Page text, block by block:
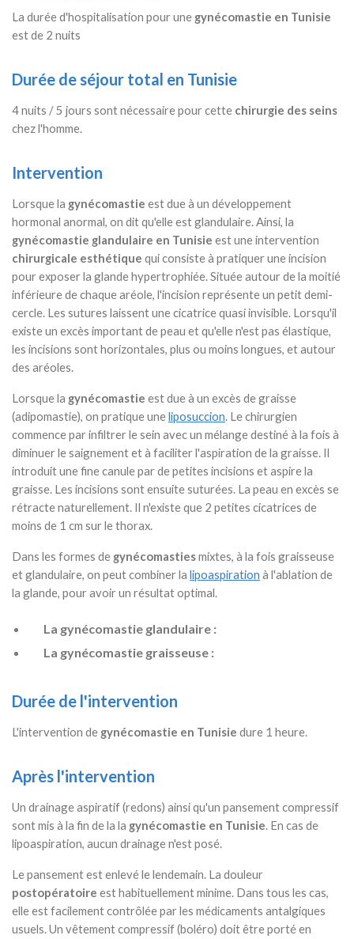
La durée d'hospitalisation pour une gynécomastie en Tunisie
est de 2 nuits
Durée de séjour total en Tunisie
4 nuits / 5 jours sont nécessaire pour cette chirurgie des seins
chez l'homme.
Intervention
Lorsque la gynécomastie est due à un développement
hormonal anormal, on dit qu'elle est glandulaire. Ainsi, la
gynécomastie glandulaire en Tunisie est une intervention
chirurgicale esthétique qui consiste à pratiquer une incision
pour exposer la glande hypertrophiée. Située autour de la moitié
inférieure de chaque aréole, l'incision représente un petit demi-
cercle. Les sutures laissent une cicatrice quasi invisible. Lorsqu'il
existe un excès important de peau et qu'elle n'est pas élastique,
les incisions sont horizontales, plus ou moins longues, et autour
des aréoles.
Lorsque la gynécomastie est due à un excès de graisse
(adipomastie), on pratique uneliposuccion. Le chirurgien
commence par infiltrer le sein avec un mélange destiné à la fois à
diminuer le saignement et à faciliter l'aspiration de la graisse. Il
introduit une fine canule par de petites incisions et aspire la
graisse. Les incisions sont ensuite suturées. La peau en excès se
rétracte naturellement. Il n'existe que 2 petites cicatrices de
moins de 1 cm sur le thorax.
Dans les formes de gynécomastiesmixtes, à la fois graisseuse
et glandulaire, on peut combiner la lipoaspiration à l'ablation de
la glande, pour avoir un résultat optimal.
La gynécomastie glandulaire :
La gynécomastie graisseuse :
Durée de l'intervention
L'intervention de gynécomastie en Tunisie dure 1 heure.
Après l'intervention
Un drainage aspiratif (redons) ainsi qu'un pansement compressif
sont mis à la fin de la la gynécomastie en Tunisie. En cas de
lipoaspiration, aucun drainage n'est posé.
Le pansement est enlevé le lendemain. La douleur
postopératoire est habituellement minime. Dans tous les cas,
elle est facilement contrôlée par les médicaments antalgiques
usuels. Un vêtement compressif (boléro) doit être porté en